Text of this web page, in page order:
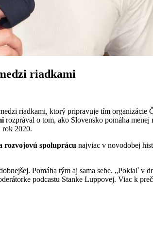
riadkami
riadkami, ktorý pripravuje tím
rozprával o tom, ako Slovensko pomáha
rok 2020.
rozvojovú spoluprácu najviac v novodobej
Pomáha tým aj sama sebe. „Pokiaľ v
podcastu Stanke Luppovej. Viac k